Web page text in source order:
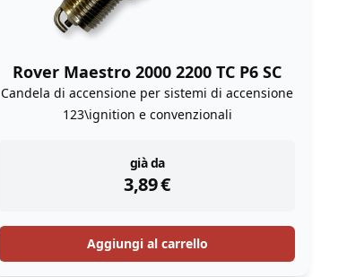
Rover Maestro 2000 2200 TC P6 SC
Candela di accensione per sistemi di accensione
123\ignition e convenzionali
già da
3,89€
instock
Aggiungi al carrello